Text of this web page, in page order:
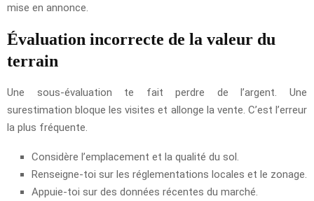
mise en annonce.
Évaluation incorrecte de la valeur du
terrain
Une sous-évaluation te fait perdre de l’argent. Une
surestimation bloque les visites et allonge la vente. C’est l’erreur
la plus fréquente.
Considère l’emplacement et la qualité du sol.
Renseigne-toi sur les réglementations locales et le zonage.
Appuie-toi sur des données récentes du marché.